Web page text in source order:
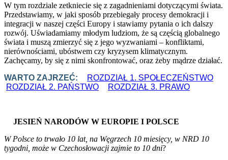
W tym rozdziale zetkniecie się z zagadnieniami dotyczącymi świata.
Przedstawiamy, w jaki sposób przebiegały procesy demokracji i
integracji w naszej części Europy i stawiamy pytania o ich dalszy
rozwój. Uświadamiamy młodym ludziom, że są częścią globalnego
świata i muszą zmierzyć się z jego wyzwaniami – konfliktami,
nierównościami, ubóstwem czy kryzysem klimatycznym.
Zachęcamy, by się z nimi skonfrontować, oraz żeby mądrze działać.
WARTO ZAJRZEĆ:
ROZDZIAŁ 1. SPOŁECZEŃSTWO
ROZDZIAŁ 2. PAŃSTWO
ROZDZIAŁ 3. PRAWO
JESIEŃ NARODÓW W EUROPIE I POLSCE
W Polsce to trwało 10 lat, na Węgrzech 10 miesięcy, w NRD 10
tygodni, może w Czechosłowacji zajmie to 10 dni?